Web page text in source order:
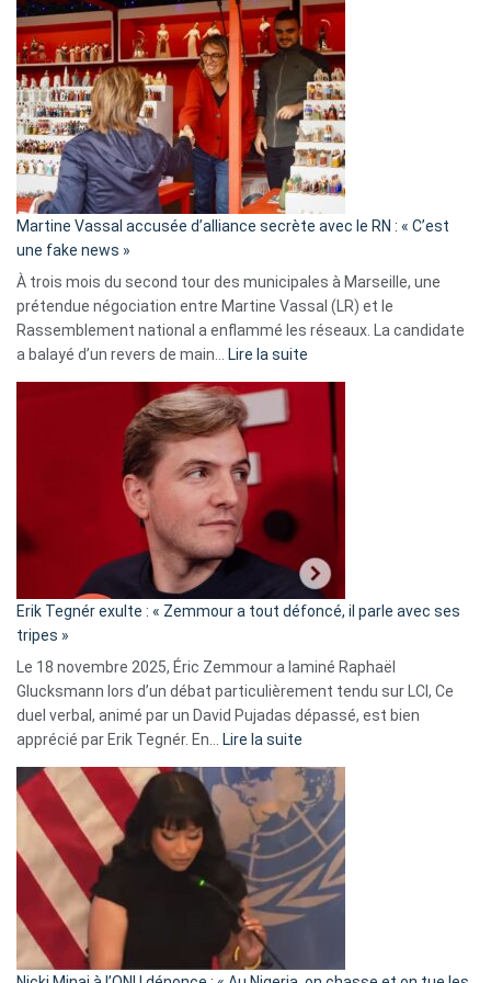
Algérie
Martine Vassal accusée d’alliance secrète avec le RN : « C’est
une fake news »
À trois mois du second tour des municipales à Marseille, une
prétendue négociation entre Martine Vassal (LR) et le
Rassemblement national a enflammé les réseaux. La candidate
a balayé d’un revers de main…
Lire la suite
d’alliance
secrète
«
C’est
fake
news
»
Erik Tegnér exulte : « Zemmour a tout défoncé, il parle avec ses
tripes »
Le 18 novembre 2025, Éric Zemmour a laminé Raphaël
Glucksmann lors d’un débat particulièrement tendu sur LCI, Ce
duel verbal, animé par un David Pujadas dépassé, est bien
apprécié par Erik Tegnér. En…
Lire la suite
Tegnér
exulte
« Zemmour
a
tout